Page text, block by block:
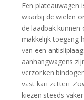
Een plateauwagen
waarbij de wielen
de laadbak
makkelijk toegang
van een
aanhangwagens
verzonken
vast kan zetten.
kiezen steeds